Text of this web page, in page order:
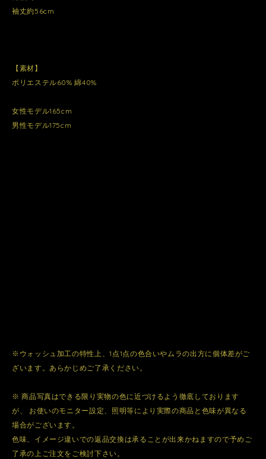
袖丈約56cm
【素材】
ポリエステル60% 綿40%
女性モデル165cm
男性モデル175cm
※ウォッシュ加工の特性上、1点1点の色合いやムラの出方に個体差がご
ざいます。あらかじめご了承ください。
※ 商品写真はできる限り実物の色に近づけるよう徹底しております
が、 お使いのモニター設定、照明等により実際の商品と色味が異なる
場合がございます。
色味、イメージ違いでの返品交換は承ることが出来かねますので予めご
了承の上ご注文をご検討下さい。